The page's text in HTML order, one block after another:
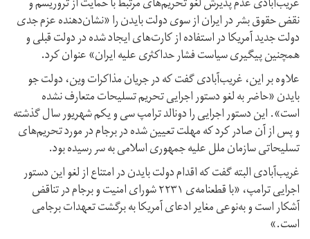
نقض حقوق بشر در ایران از سوی دولت بایدن را «نشان‌دهنده‌ عزم جدی
دولت جدید آمریکا در استفاده از کارت‌های ایجاد شده در دولت قبلی و
همچنین پیگیری سیاست فشار حداکثری علیه ایران» عنوان کرد.
علاوه بر این، غریب‌آبادی گفت که در جریان مذاکرات وین، دولت جو
بایدن «حاضر به لغو دستور اجرایی تحریم تسلیحات متعارف نشده
است». این دستور اجرایی را دونالد ترامپ سی و یکم شهریور سال گذشته
و پس از آن صادر کرد که مهلت تعیین شده در برجام در مورد تحریم‌های
تسلیحاتی سازمان ملل علیه جمهوری اسلامی به سر رسیده بود.
غریب‌آبادی البته گفت که اقدام دولت بایدن در امتناع از لغو این دستور
اجرایی ترامپ، «با قطعنامه‌ی ۲۲۳۱ شورای امنیت و برجام در تناقض
آشکار است و به‌نوعی مغایر ادعای آمریکا به برگشت تعهدات برجامی
است.»